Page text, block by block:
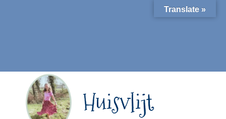
Huisvlijt
Translate »